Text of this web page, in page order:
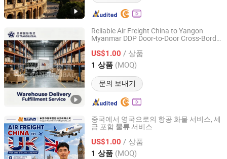
Reliable Air Freight China to Yangon
Myanmar DDP Door-to-Door Cross-Border
US$1.00 / 상품
1 상품 (MOQ)
문의 보내기
Shenzhen Aoxiang Cross - Border Supply Chain Co., Ltd.
Guangdong, China 이후 2026
중국에서 영국으로의 항공 화물 서비스, 세
금 포함 물류 서비스
US$1.00 / 상품
1 상품 (MOQ)
Dongguan Kezun Logistics Co., Ltd.
Guangdong, China 이후 2023